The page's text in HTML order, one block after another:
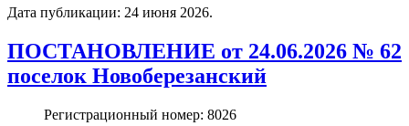
Дата публикации: 24 июня 2026.
ПОСТАНОВЛЕНИЕ от 24.06.2026 № 62
поселок Новоберезанский
Регистрационный номер: 8026